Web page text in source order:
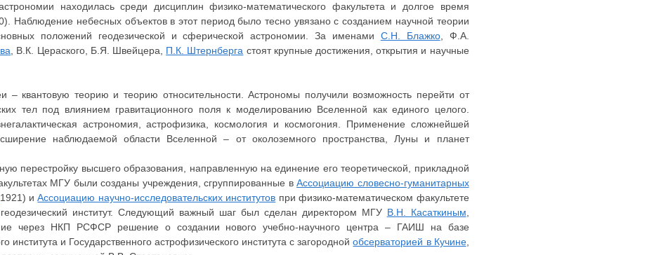
находилась среди дисциплин физико-математического факультета и долгое время
Наблюдение небесных объектов в этот период было тесно увязано с созданием научной теории
положений геодезической и сферической астрономии. За именами С.Н. Блажко, Ф.А.
, В.К. Цераского, Б.Я. Швейцера, П.К. Штернберга стоят крупные достижения, открытия и научные
– квантовую теорию и теорию относительности. Астрономы получили возможность перейти от
тел под влиянием гравитационного поля к моделированию Вселенной как единого целого.
астрономия, астрофизика, космология и космогония. Применение сложнейшей
наблюдаемой области Вселенной – от околоземного пространства, Луны и планет
перестройку высшего образования, направленную на единение его теоретической, прикладной
МГУ были созданы учреждения, сгруппированные вАссоциацию словесно-гуманитарных
иАссоциацию научно-исследовательских институтов при физико-математическом факультете
институт. Следующий важный шаг был сделан директором МГУ В.Н. Касаткиным
через НКП РСФСР решение о создании нового учебно-научного центра – ГАИШ на базе
института и Государственного астрофизического института с загороднойобсерваторией в Кучине,